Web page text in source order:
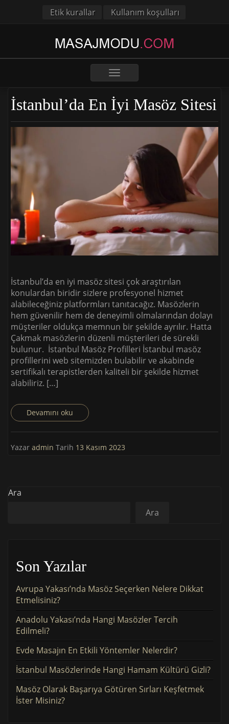
Etik kurallar Kullanım koşulları
Toggle
İstanbul’da En İyi Masöz Sitesi
İstanbul’da en iyi masöz sitesi çok araştırılan
konulardan biridir sizlere profesyonel hizmet
alabileceğiniz platformları tanıtacağız. Masözlerin
hem güvenilir hem de deneyimli olmalarından dolayı
müşteriler oldukça memnun bir şekilde ayrılır. Hatta
Çakmak masözlerin düzenli müşterileri de sürekli
bulunur. İstanbul Masöz Profilleri İstanbul masöz
profillerini web sitemizden bulabilir ve akabinde
sertifikalı terapistlerden kaliteli bir şekilde hizmet
alabiliriz. […]
Devamını oku
Yazar admin Tarih 13 Kasım 2023
Ara
Ara
Son Yazılar
Avrupa Yakası’nda Masöz Seçerken Nelere Dikkat
Etmelisiniz?
Anadolu Yakası’nda Hangi Masözler Tercih
Edilmeli?
Evde Masajın En Etkili Yöntemler Nelerdir?
İstanbul Masözlerinde Hangi Hamam Kültürü Gizli?
Masöz Olarak Başarıya Götüren Sırları Keşfetmek
İster Misiniz?